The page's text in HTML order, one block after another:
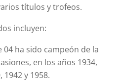
títulos y trofeos.
incluyen:
04 ha sido campeón de la
en los años 1934,
1942 y 1958.